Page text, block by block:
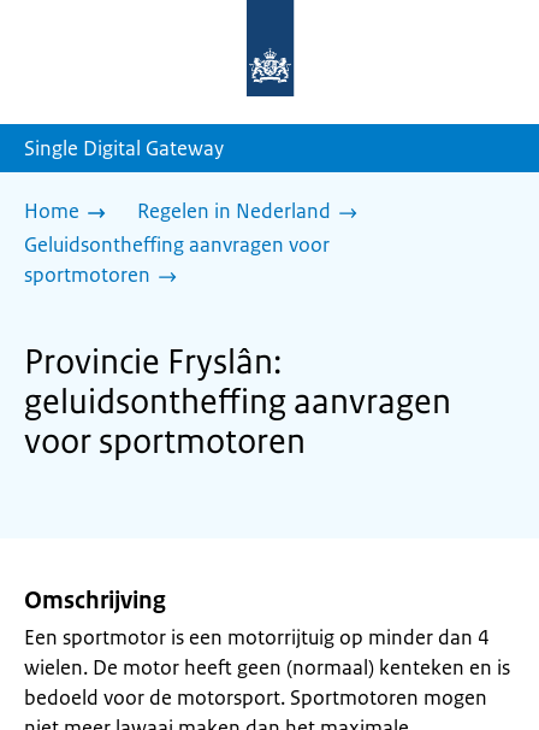
homepage
Single Digital Gateway
Home
Regelen in Nederland
Geluidsontheffing aanvragen voor
sportmotoren
Provincie Fryslân:
geluidsontheffing aanvragen
voor sportmotoren
Omschrijving
Een sportmotor is een motorrijtuig op minder dan 4
wielen. De motor heeft geen (normaal) kenteken en is
bedoeld voor de motorsport. Sportmotoren mogen